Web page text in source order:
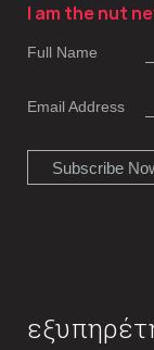
I am the nut
Full Name
Email Address